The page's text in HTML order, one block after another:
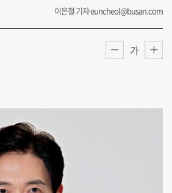
이은철 기자 euncheol@busan.com
가